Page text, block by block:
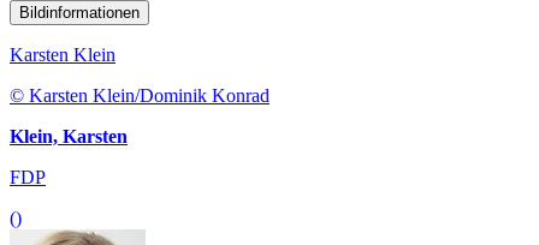
Bildinformationen
Karsten Klein
© Karsten Klein/Dominik Konrad
Klein, Karsten
FDP
()